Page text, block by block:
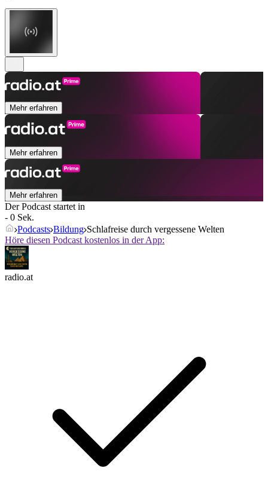
Mehr erfahren
Mehr erfahren
Mehr erfahren
Der Podcast startet in
- 0 Sek.
Podcasts Bildung Schlafreise durch vergessene Welten
Höre diesen Podcast kostenlos in der App:
radio.at